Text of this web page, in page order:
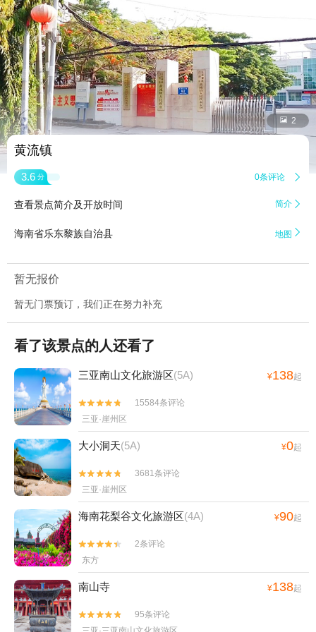
 2
黄流镇
3.6 分 0条评论 
查看景点简介及开放时间 简介 
海南省乐东黎族自治县 地图 
暂无报价
暂无门票预订，我们正在努力补充
看了该景点的人还看了
三亚南山文化旅游区(5A) ¥138起


15584条评论
三亚·崖州区
大小洞天(5A) ¥0起


3681条评论
三亚·崖州区
海南花梨谷文化旅游区(4A) ¥90起


2条评论
东方
南山寺 ¥138起


95条评论
